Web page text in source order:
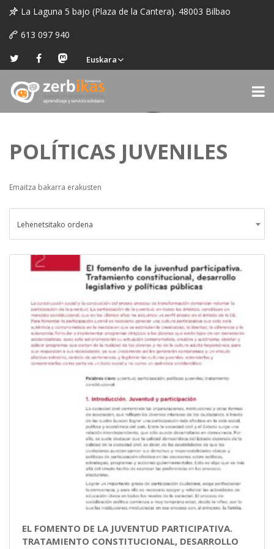
La Laguna 5 bajo (Plaza de la Cantera). 48003 Bilbao
613 097 940
Euskara
POLÍTICAS JUVENILES
Emaitza bakarra erakusten
Lehenetsitako ordena
EL FOMENTO DE LA JUVENTUD PARTICIPATIVA.
TRATAMIENTO CONSTITUCIONAL, DESARROLLO